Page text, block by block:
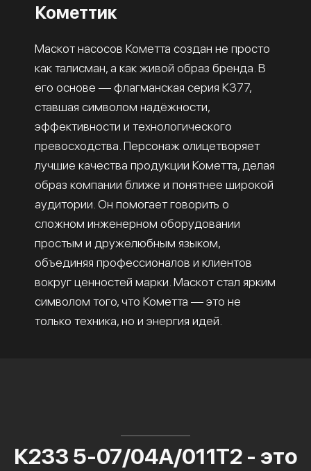
Кометтик
Маскот насосов Кометта создан не просто
как талисман, а как живой образ бренда. В
его основе — флагманская серия К377,
ставшая символом надёжности,
эффективности и технологического
превосходства. Персонаж олицетворяет
лучшие качества продукции Кометта, делая
образ компании ближе и понятнее широкой
аудитории. Он помогает говорить о
сложном инженерном оборудовании
простым и дружелюбным языком,
объединяя профессионалов и клиентов
вокруг ценностей марки. Маскот стал ярким
символом того, что Кометта — это не
только техника, но и энергия идей.
К233 5-07/04А/011Т2 - это